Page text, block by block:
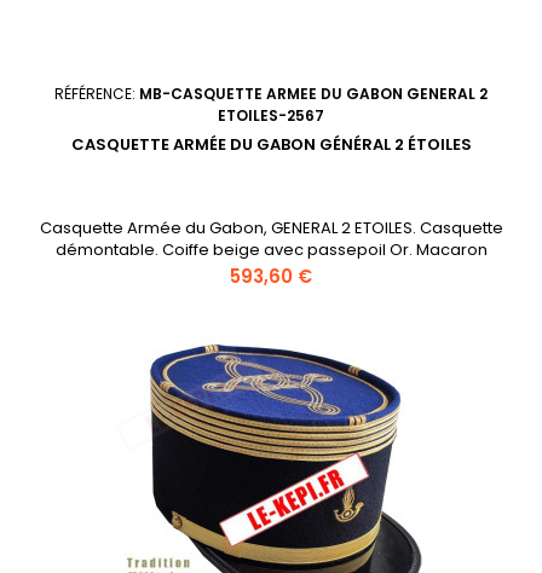
RÉFÉRENCE: MB-CASQUETTE ARMEE DU GABON GENERAL 2
ETOILES-2567
CASQUETTE ARMÉE DU GABON GÉNÉRAL 2 ÉTOILES
Casquette Armée du Gabon, GENERAL 2 ETOILES. Casquette
démontable. Coiffe beige avec passepoil Or. Macaron
brodé main Or sur drap noir pressionné sur la casquette.
Prix
593,60 €